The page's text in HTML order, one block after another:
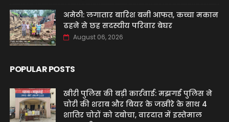
अमेठी: लगातार बारिश बनी आफत, कच्चा मकान
ढहने से छह सदस्यीय परिवार बेघर
August 06, 2026
POPULAR POSTS
खीरी पुलिस की बड़ी कार्रवाई: मझगई पुलिस ने
चोरी की शराब और बियर के जखीरे के साथ 4
शातिर चोरों को दबोचा, वारदात में इस्तेमाल